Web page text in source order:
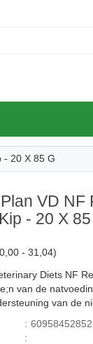
- 20 X 85 G
VD NF
- 20 X
- 31,04)
Diets NF
van de
van de
:
: